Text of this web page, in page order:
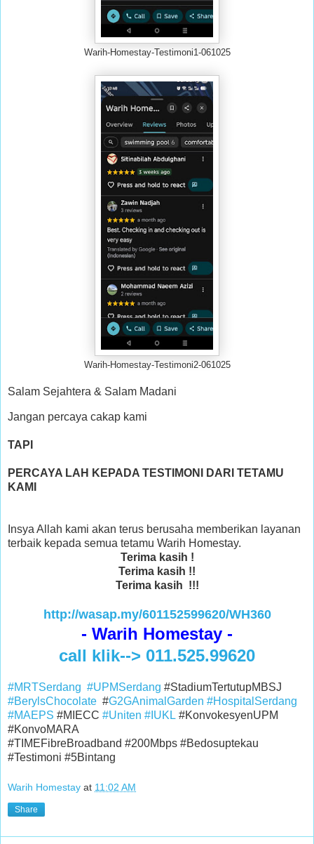
Warih-Homestay-Testimoni1-061025
Warih-Homestay-Testimoni2-061025
Salam Sejahtera & Salam Madani
Jangan percaya cakap kami
TAPI
PERCAYA LAH KEPADA TESTIMONI DARI TETAMU
KAMI
Insya Allah kami akan terus berusaha memberikan layanan
terbaik kepada semua tetamu Warih Homestay.
Terima kasih !
Terima kasih !!
Terima kasih !!!
http://wasap.my/601152599620/WH360
- Warih Homestay -
call klik--> 011.525.99620
#MRTSerdang #UPMSerdang #StadiumTertutupMBSJ
#BerylsChocolate #G2GAnimalGarden #HospitalSerdang
#MAEPS #MIECC #Uniten #IUKL #KonvokesyenUPM
#KonvoMARA
#TIMEFibreBroadband #200Mbps #Bedosuptekau
#Testimoni #5Bintang
Warih Homestay at 11:02 AM
Share